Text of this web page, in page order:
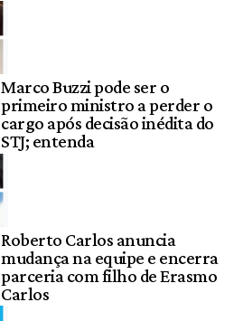
Marco Buzzi pode ser o
primeiro ministro a perder o
cargo após decisão inédita do
STJ; entenda
Roberto Carlos anuncia
mudança na equipe e encerra
parceria com filho de Erasmo
Carlos